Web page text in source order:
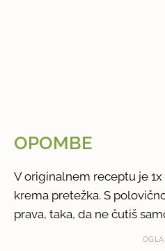
OPOMBE
V originalnem receptu je
krema pretežka. S
prava, taka, da ne čutiš